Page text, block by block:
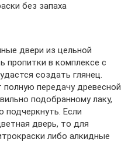
без запаха
двери из цельной
пропитки в комплексе с
создать глянец.
передачу древесной
подобранному лаку,
Если
дверь, то для
либо алкидные